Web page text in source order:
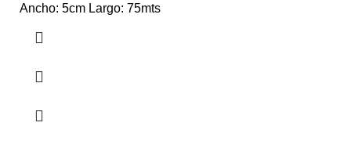
Ancho: 5cm Largo: 75mts